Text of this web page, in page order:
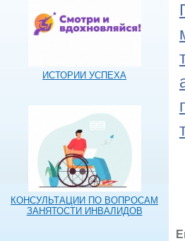
ИСТОРИИ УСПЕХА
КОНСУЛЬТАЦИИ ПО ВОПРОСАМ
ЗАНЯТОСТИ ИНВАЛИДОВ